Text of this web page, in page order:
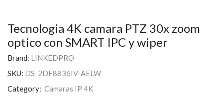
Tecnologia 4K camara PTZ 30x zoom
optico con SMART IPC y wiper
Brand: LINKEDPRO
SKU: DS-2DF8836IV-AELW
Category: Camaras IP 4K